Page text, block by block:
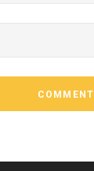
COMMENT